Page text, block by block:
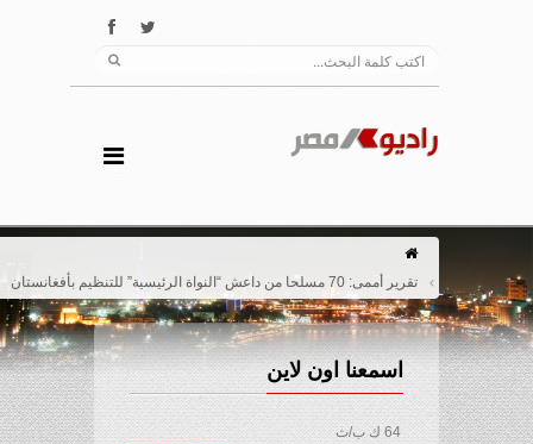
تقرير أممى: 70 مسلحا من داعش “النواة الرئيسية” للتنظيم بأفغانستان
اسمعنا اون لاين
64 ك ب/ث